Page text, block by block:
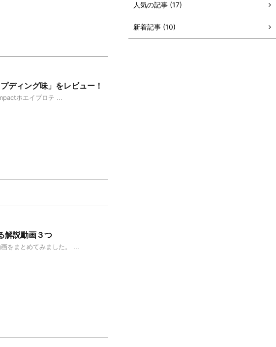
ディング味」をレビュー！
ホエイプロテ ...
解説動画３つ
をまとめてみました。 ...
人気の記事 (17)
新着記事 (10)